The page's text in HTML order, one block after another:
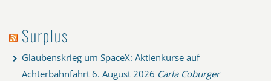
Surplus
Glaubenskrieg um SpaceX: Aktienkurse auf
Achterbahnfahrt 6. August 2026 Carla Coburger